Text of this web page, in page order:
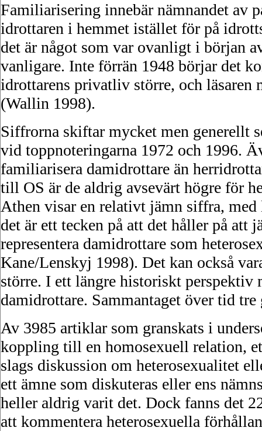
Familiarisering innebär nämnandet av
idrottaren i hemmet istället för på
det är något som var ovanligt i början
vanligare. Inte förrän 1948 börjar det
idrottarens privatliv större, och läsaren
(Wallin 1998).
Siffrorna skiftar mycket men generellt
vid toppnoteringarna 1972 och 1996.
familiarisera damidrottare än
till OS är de aldrig avsevärt högre för
Athen visar en relativt jämn siffra,
det är ett tecken på att det håller på att
representera damidrottare som
Kane/Lenskyj 1998). Det kan också
större. I ett längre historiskt
damidrottare. Sammantaget över tid
Av 3985 artiklar som granskats i
koppling till en homosexuell relation,
slags diskussion om heterosexualitet
ett ämne som diskuteras eller ens
heller aldrig varit det. Dock fanns det
att kommentera heterosexuella